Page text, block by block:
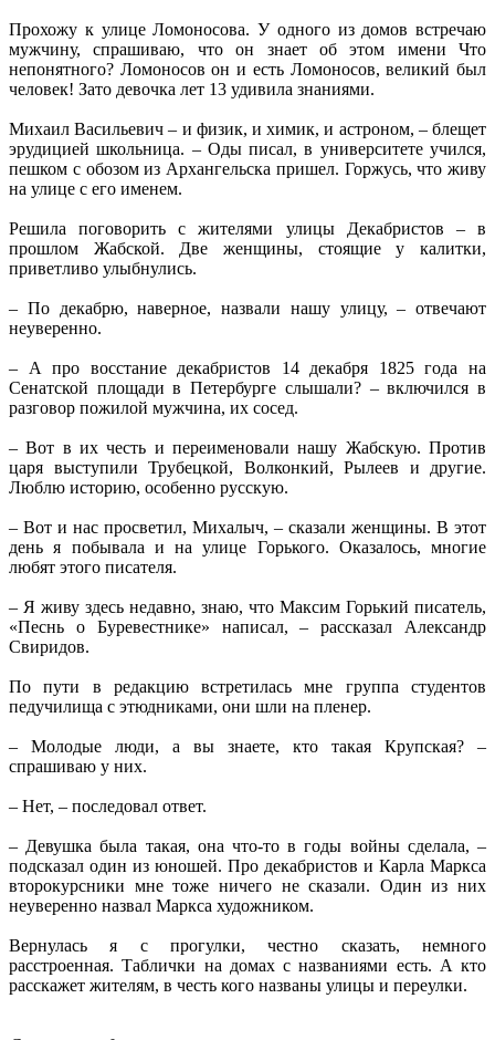
Прохожу к улице Ломоносова. У одного из домов встречаю
мужчину, спрашиваю, что он знает об этом имени Что
непонятного? Ломоносов он и есть Ломоносов, великий был
человек! Зато девочка лет 13 удивила знаниями.
Михаил Васильевич – и физик, и химик, и астроном, – блещет
эрудицией школьница. – Оды писал, в университете учился,
пешком с обозом из Архангельска пришел. Горжусь, что живу
на улице с его именем.
Решила поговорить с жителями улицы Декабристов – в
прошлом Жабской. Две женщины, стоящие у калитки,
приветливо улыбнулись.
– По декабрю, наверное, назвали нашу улицу, – отвечают
неуверенно.
– А про восстание декабристов 14 декабря 1825 года на
Сенатской площади в Петербурге слышали? – включился в
разговор пожилой мужчина, их сосед.
– Вот в их честь и переименовали нашу Жабскую. Против
царя выступили Трубецкой, Волконкий, Рылеев и другие.
Люблю историю, особенно русскую.
– Вот и нас просветил, Михалыч, – сказали женщины. В этот
день я побывала и на улице Горького. Оказалось, многие
любят этого писателя.
– Я живу здесь недавно, знаю, что Максим Горький писатель,
«Песнь о Буревестнике» написал, – рассказал Александр
Свиридов.
По пути в редакцию встретилась мне группа студентов
педучилища с этюдниками, они шли на пленер.
– Молодые люди, а вы знаете, кто такая Крупская? –
спрашиваю у них.
– Нет, – последовал ответ.
– Девушка была такая, она что-то в годы войны сделала, –
подсказал один из юношей. Про декабристов и Карла Маркса
второкурсники мне тоже ничего не сказали. Один из них
неуверенно назвал Маркса художником.
Вернулась я с прогулки, честно сказать, немного
расстроенная. Таблички на домах с названиями есть. А кто
расскажет жителям, в честь кого названы улицы и переулки.